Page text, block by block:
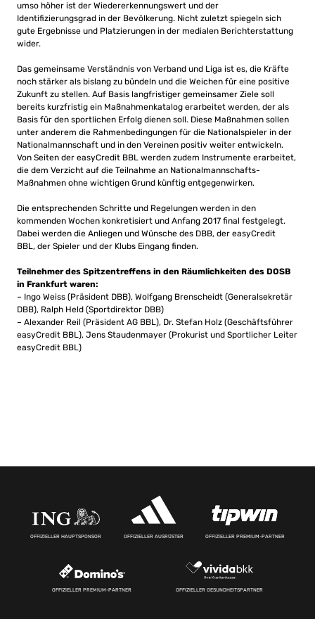
umso höher ist der Wiedererkennungswert und der
Identifizierungsgrad in der Bevölkerung. Nicht zuletzt spiegeln sich
gute Ergebnisse und Platzierungen in der medialen Berichterstattung
wider.
Das gemeinsame Verständnis von Verband und Liga ist es, die Kräfte
noch stärker als bislang zu bündeln und die Weichen für eine positive
Zukunft zu stellen. Auf Basis langfristiger gemeinsamer Ziele soll
bereits kurzfristig ein Maßnahmenkatalog erarbeitet werden, der als
Basis für den sportlichen Erfolg dienen soll. Diese Maßnahmen sollen
unter anderem die Rahmenbedingungen für die Nationalspieler in der
Nationalmannschaft und in den Vereinen positiv weiter entwickeln.
Von Seiten der easyCredit BBL werden zudem Instrumente erarbeitet,
die dem Verzicht auf die Teilnahme an Nationalmannschafts-
Maßnahmen ohne wichtigen Grund künftig entgegenwirken.
Die entsprechenden Schritte und Regelungen werden in den
kommenden Wochen konkretisiert und Anfang 2017 final festgelegt.
Dabei werden die Anliegen und Wünsche des DBB, der easyCredit
BBL, der Spieler und der Klubs Eingang finden.
Teilnehmer des Spitzentreffens in den Räumlichkeiten des DOSB
in Frankfurt waren:
– Ingo Weiss (Präsident DBB), Wolfgang Brenscheidt (Generalsekretär
DBB), Ralph Held (Sportdirektor DBB)
– Alexander Reil (Präsident AG BBL), Dr. Stefan Holz (Geschäftsführer
easyCredit BBL), Jens Staudenmayer (Prokurist und Sportlicher Leiter
easyCredit BBL)
OFFIZIELLER HAUPTSPONSOR OFFIZIELLER AUSRÜSTER OFFIZIELLER PREMIUM-PARTNER
OFFIZIELLER PREMIUM-PARTNER OFFIZIELLER GESUNDHEITSPARTNER